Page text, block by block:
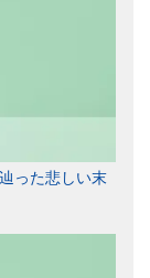
った悲しい末